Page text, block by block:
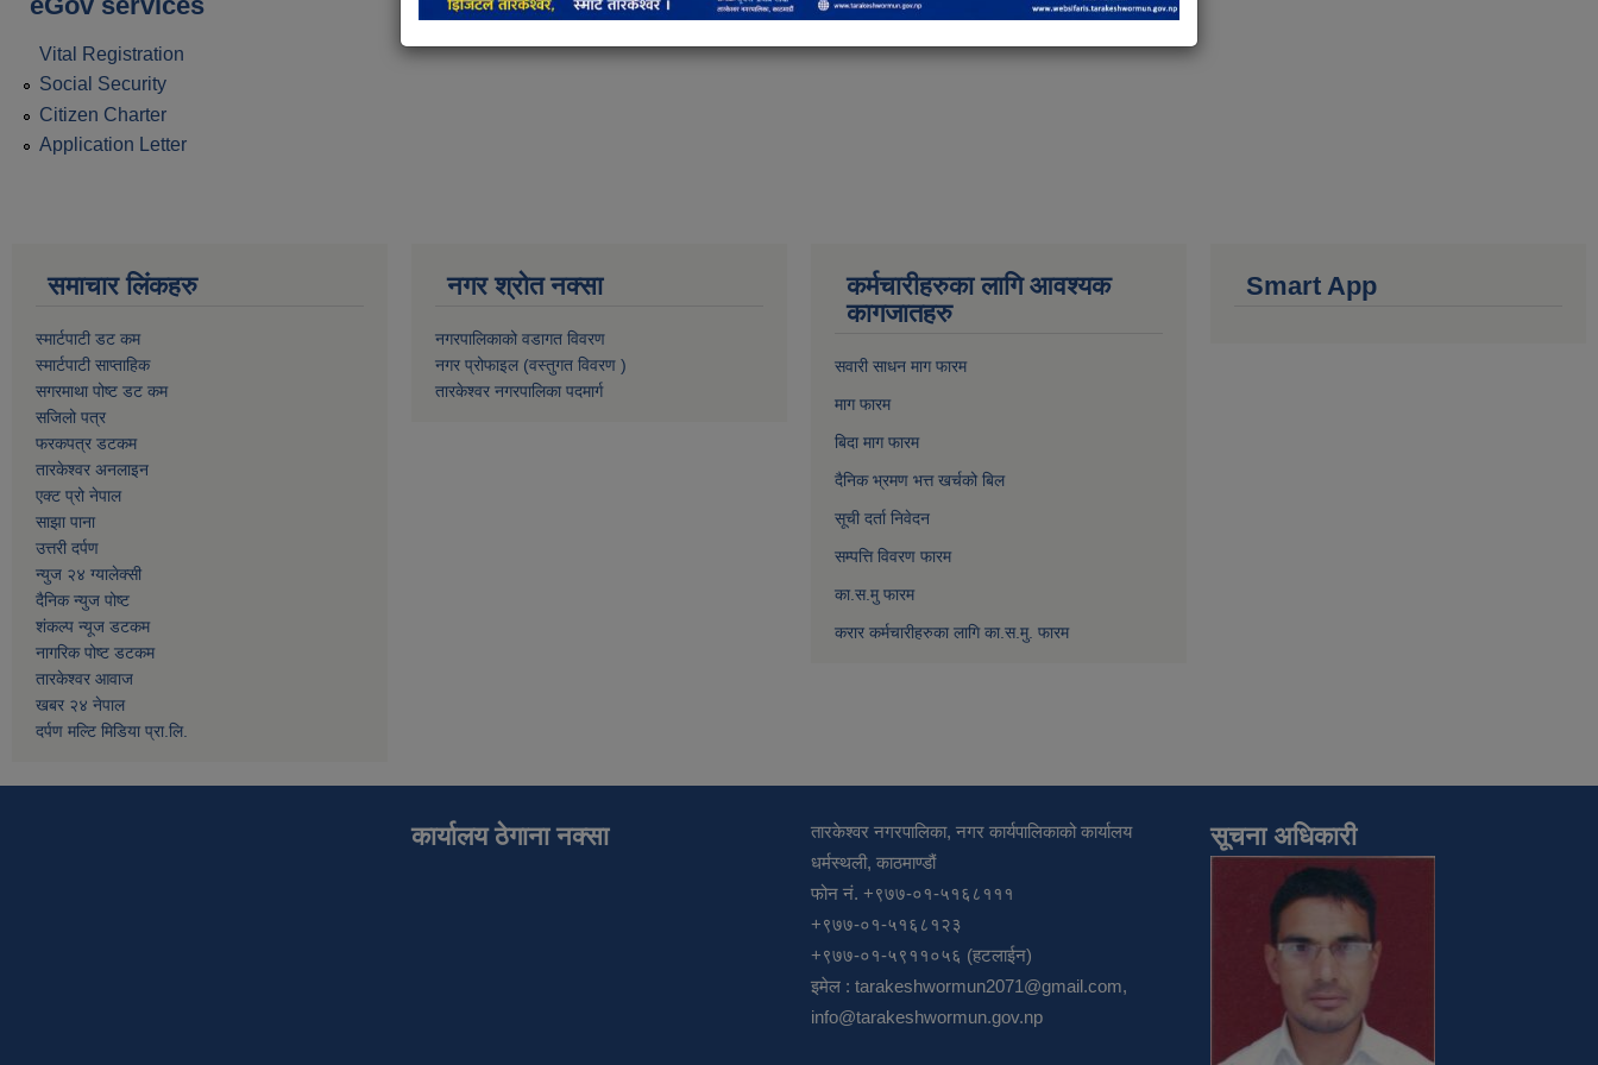
Vital Registration
Social Security
Citizen Charter
Application Letter
समाचार लिंकहरु
स्मार्टपाटी डट कम
स्मार्टपाटी साप्ताहिक
सगरमाथा पोष्ट डट कम
सजिलो पत्र
फरकपत्र डटकम
तारकेश्वर अनलाइन
एक्ट प्रो नेपाल
साझा पाना
उत्तरी दर्पण
न्युज २४ ग्यालेक्सी
दैनिक न्युज पोष्ट
शंकल्प न्यूज डटकम
नागरिक पोष्ट डटकम
तारकेश्वर आवाज
खबर २४ नेपाल
दर्पण मल्टि मिडिया प्रा.लि.
नगर श्रोत नक्सा
नगरपालिकाको वडागत विवरण
नगर प्रोफाइल (वस्तुगत विवरण )
तारकेश्वर नगरपालिका पदमार्ग
कर्मचारीहरुका लागि आवश्यक
कागजातहरु
सवारी साधन माग फारम
माग फारम
बिदा माग फारम
दैनिक भ्रमण भत्त खर्चको बिल
सूची दर्ता निवेदन
सम्पत्ति विवरण फारम
का.स.मु फारम
करार कर्मचारीहरुका लागि का.स.मु. फारम
Smart App
कार्यालय ठेगाना नक्सा
तारकेश्वर नगरपालिका, नगर कार्यपालिकाको कार्यालय
धर्मस्थली, काठमाण्डौं
फोन नं. +९७७-०१-५१६८१११
+९७७-०१-५१६८१२३
+९७७-०१-५९११०५६ (हटलाईन)
इमेल : tarakeshwormun2071@gmail.com,
info@tarakeshwormun.gov.np
सूचना अधिकारी